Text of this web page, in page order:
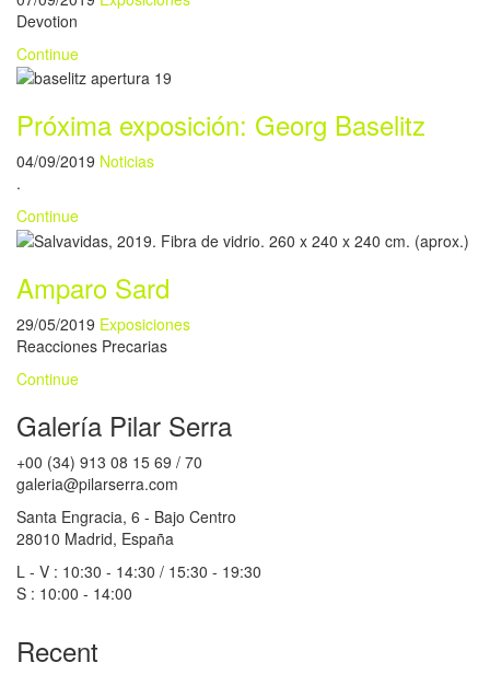
Devotion
Continue
Próxima exposición: Georg Baselitz
04/09/2019 Noticias
.
Continue
Amparo Sard
29/05/2019 Exposiciones
Reacciones Precarias
Continue
Galería Pilar Serra
+00 (34) 913 08 15 69 / 70
galeria@pilarserra.com
Santa Engracia, 6 - Bajo Centro
28010 Madrid, España
L - V : 10:30 - 14:30 / 15:30 - 19:30
S : 10:00 - 14:00
Recent